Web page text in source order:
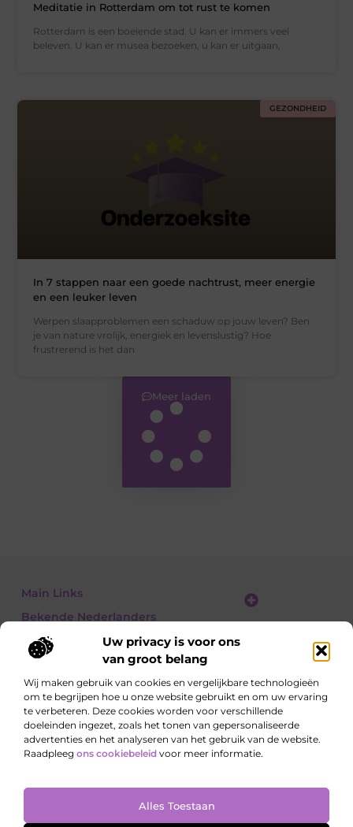
Uw privacy is voor ons
van groot belang
Wij maken gebruik van cookies en vergelijkbare technologieën
om te begrijpen hoe u onze website gebruikt en om uw ervaring
te verbeteren. Deze cookies worden voor verschillende
doeleinden ingezet, zoals het tonen van gepersonaliseerde
advertenties en het analyseren van het gebruik van de website.
Raadpleeg ons cookiebeleid voor meer informatie.
Alles Toestaan
Meditatie in Rotterdam om tot rust te komen
Rotterdam is een boeiende stad. U kan er immers veel
beleven. U kan er musea bezoeken, u kan er uitgaan,
GEZONDHEID
In 7 stappen naar een goede nachtrust, meer energie
en een leuker leven
Werpen slaapproblemen een schaduw op jouw leven? Ben
je van nature vrolijk, energiek en levenslustig? Hoe
frustrerend is het dan
Meer laden
Main Links
Bekende Nederlanders
Ontdek, lees, leer – elke dag opnieuw
Artikelen vol kennis, meningen en inspirerende